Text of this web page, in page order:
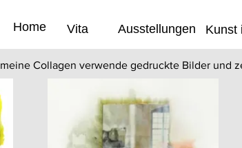
Home Vita Ausstellungen Kunst
Collagen verwende gedruckte Bilder und